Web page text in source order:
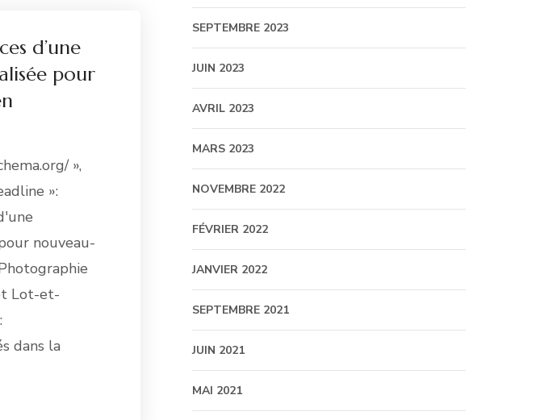
d’une
pour
»,
»:
nouveau-
Lot-et-
dans la
SEPTEMBRE 2023
JUIN 2023
AVRIL 2023
MARS 2023
NOVEMBRE 2022
FÉVRIER 2022
JANVIER 2022
SEPTEMBRE 2021
JUIN 2021
MAI 2021